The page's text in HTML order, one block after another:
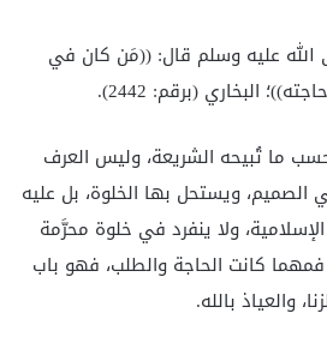
الله عليه وسلم قال: ((مَن كان في
البخاري (برقم: 2442).
ما تُبيحه الشريعة، وليس العرف
ويستحل بها الخلوة، بل عليه
ولا ينفرد في خلوة محرَّمة
كانت الحاجة والطلب، فهو باب
والعياذ بالله.